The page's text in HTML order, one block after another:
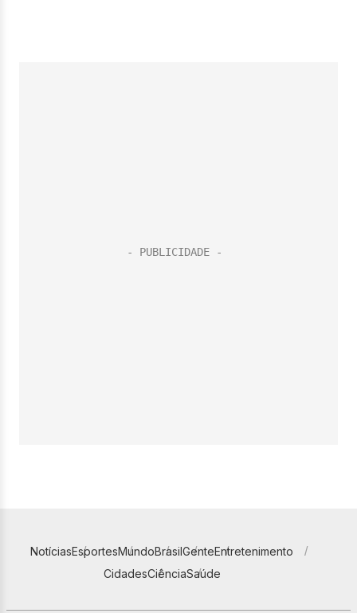
NotíciasEsportesMundoBrasilGenteEntretenimento
CidadesCiênciaSaúde